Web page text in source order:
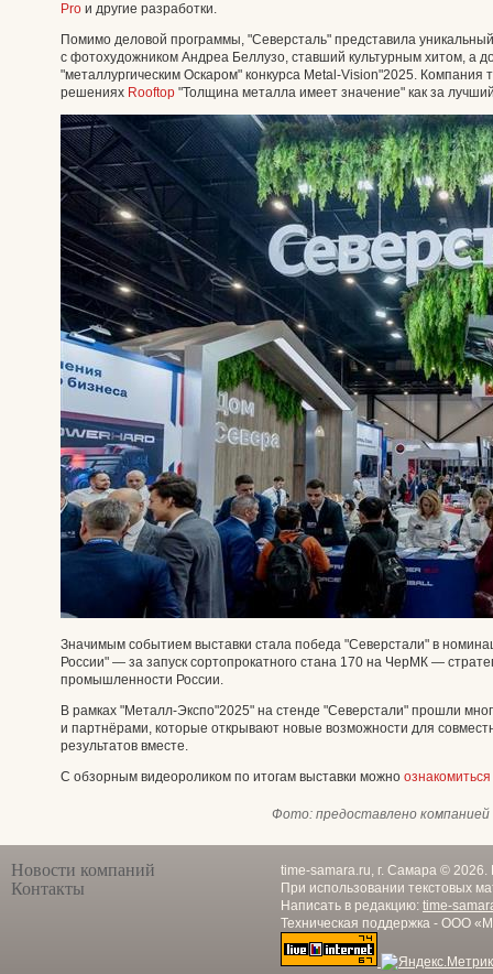
Pro и другие разработки.
Помимо деловой программы, "Северсталь" представила
с фотохудожником Андреа Беллузо, ставший культурным хитом, а
"металлургическим Оскаром" конкурса Metal-Vision"2025. Компания
решениях Rooftop "Толщина металла имеет значение" как за
Значимым событием выставки стала победа "Северстали" в
России" — за запуск сортопрокатного стана 170 на ЧерМК —
промышленности России.
В рамках "Металл-Экспо"2025" на стенде "Северстали" прошли
и партнёрами, которые открывают новые возможности для
результатов вместе.
С обзорным видеороликом по итогам выставки можно
Фото: предоставлено
Новости компаний
Контакты
time-samara.ru, г. Самара ©
При использовании текстовых
Написать в редакцию: time-
Техническая поддержка - ООО